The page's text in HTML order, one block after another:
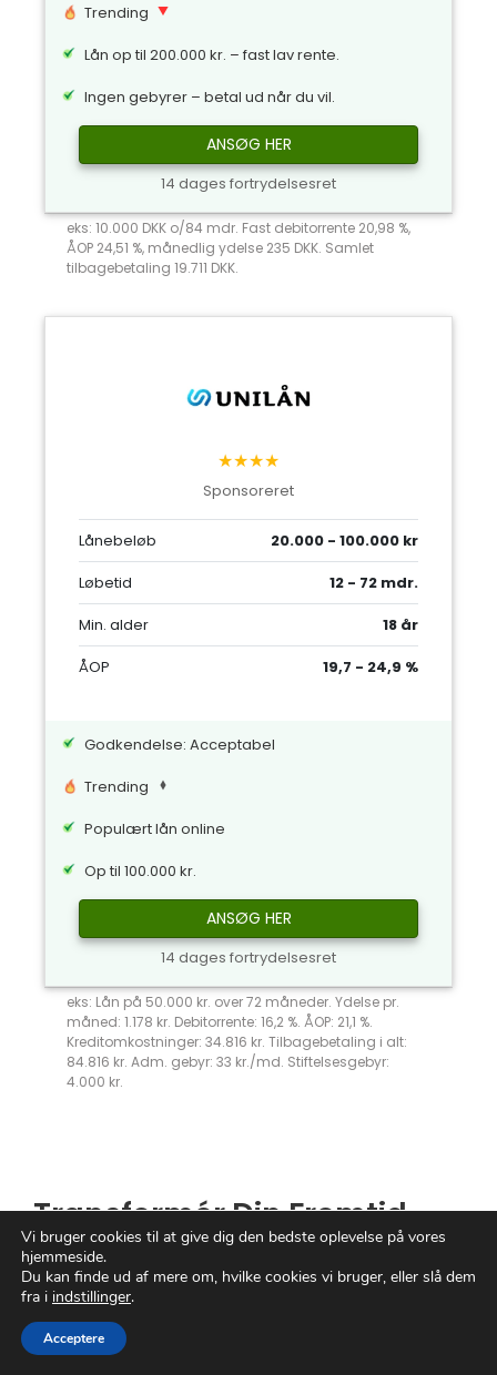
Trending
Lån op til 200.000 kr. – fast lav rente.
Ingen gebyrer – betal ud når du vil.
ANSØG HER
14 dages fortrydelsesret
eks: 10.000 DKK o/84 mdr. Fast debitorrente 20,98 %,
ÅOP 24,51 %, månedlig ydelse 235 DKK. Samlet
tilbagebetaling 19.711 DKK.
★★★★
Sponsoreret
Lånebeløb
20.000 - 100.000 kr
Løbetid
12 - 72 mdr.
Min. alder
18 år
ÅOP
19,7 - 24,9 %
Godkendelse: Acceptabel
Trending
Populært lån online
Op til 100.000 kr.
ANSØG HER
14 dages fortrydelsesret
eks: Lån på 50.000 kr. over 72 måneder. Ydelse pr.
måned: 1.178 kr. Debitorrente: 16,2 %. ÅOP: 21,1 %.
Kreditomkostninger: 34.816 kr. Tilbagebetaling i alt:
84.816 kr. Adm. gebyr: 33 kr./md. Stiftelsesgebyr:
4.000 kr.
Transformér Din Fremtid
MedSe studiegæld
Føler du dig overvældet af tanken om din
studiegæld
studerende står over for den skræmmende
Vi bruger cookies til at give dig den bedste oplevelse på vores
hjemmeside.
Du kan finde ud af mere om, hvilke cookies vi bruger, eller slå dem
fra i indstillinger.
Acceptere